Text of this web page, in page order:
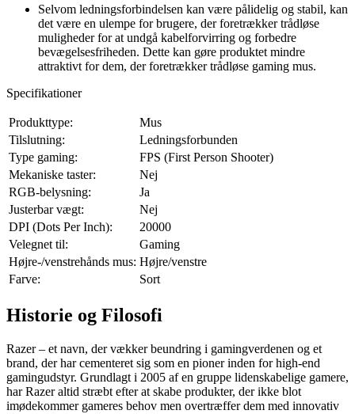
Selvom ledningsforbindelsen kan være pålidelig og stabil, kan
det være en ulempe for brugere, der foretrækker trådløse
muligheder for at undgå kabelforvirring og forbedre
bevægelsesfriheden. Dette kan gøre produktet mindre
attraktivt for dem, der foretrækker trådløse gaming mus.
Specifikationer
Produkttype:
Mus
Tilslutning:
Ledningsforbunden
Type gaming:
FPS (First Person Shooter)
Mekaniske taster:
Nej
RGB-belysning:
Ja
Justerbar vægt:
Nej
DPI (Dots Per Inch):
20000
Velegnet til:
Gaming
Højre-/venstrehånds mus: Højre/venstre
Farve:
Sort
Historie og Filosofi
Razer – et navn, der vækker beundring i gamingverdenen og et
brand, der har cementeret sig som en pioner inden for high-end
gamingudstyr. Grundlagt i 2005 af en gruppe lidenskabelige gamere,
har Razer altid stræbt efter at skabe produkter, der ikke blot
imødekommer gameres behov men overtræffer dem med innovativ